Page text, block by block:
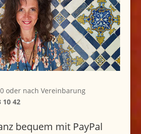
oder nach Vereinbarung
10 42
bequem mit PayPal